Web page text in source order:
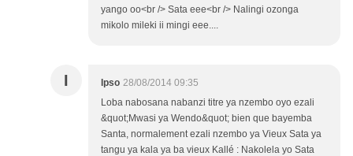
yango oo<br /> Sata eee<br /> Nalingi ozonga
mikolo mileki ii mingi eee....
I Ipso 28/08/2014 09:35
Loba nabosana nabanzi titre ya nzembo oyo ezali
&quot;Mwasi ya Wendo&quot; bien que bayemba
Santa, normalement ezali nzembo ya Vieux Sata ya
tangu ya kala ya ba vieux Kallé : Nakolela yo Sata